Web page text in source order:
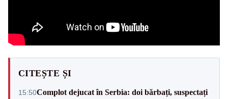
CITEȘTE ȘI
15:50Complot dejucat în Serbia: doi bărbați, suspectați